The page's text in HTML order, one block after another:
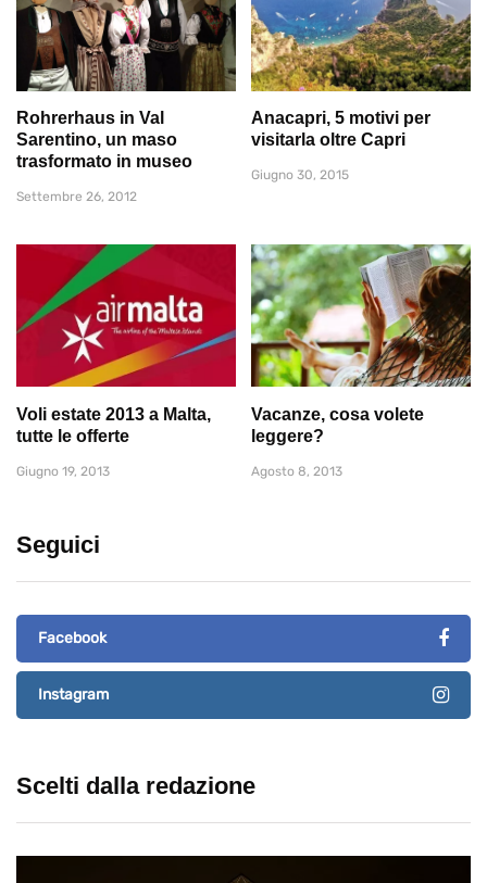
Rohrerhaus in Val
Sarentino, un maso
trasformato in museo
Settembre 26, 2012
Anacapri, 5 motivi per
visitarla oltre Capri
Giugno 30, 2015
Voli estate 2013 a Malta,
tutte le offerte
Giugno 19, 2013
Vacanze, cosa volete
leggere?
Agosto 8, 2013
Seguici
Facebook
Instagram
Scelti dalla redazione